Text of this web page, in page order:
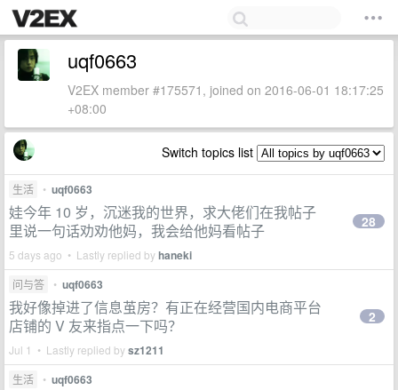
uqf0663
V2EX member #175571, joined on 2016-06-01 18:17:25
+08:00
Switch topics list
生活 • uqf0663
娃今年 10 岁，沉迷我的世界，求大佬们在我帖子
里说一句话劝劝他妈，我会给他妈看帖子
5 days ago • Lastly replied byhaneki
28
问与答 • uqf0663
我好像掉进了信息茧房？有正在经营国内电商平台
店铺的 V 友来指点一下吗？
Jul 1 • Lastly replied bysz1211
2
生活 • uqf0663